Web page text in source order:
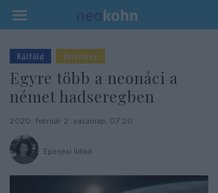
Kilépés
tartalomba
Külföld Vélemény
Egyre több a neonáci a
német hadseregben
2020. február 2. vasárnap, 07:20
Eperjesi Ildikó